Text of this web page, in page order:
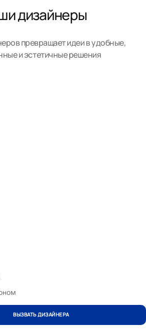
дизайнеры
превращает идеи в удобные,
и эстетичные решения
ВЫЗВАТЬ ДИЗАЙНЕРА